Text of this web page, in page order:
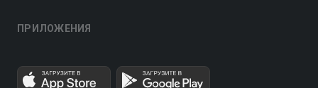
ПРИЛОЖЕНИЯ